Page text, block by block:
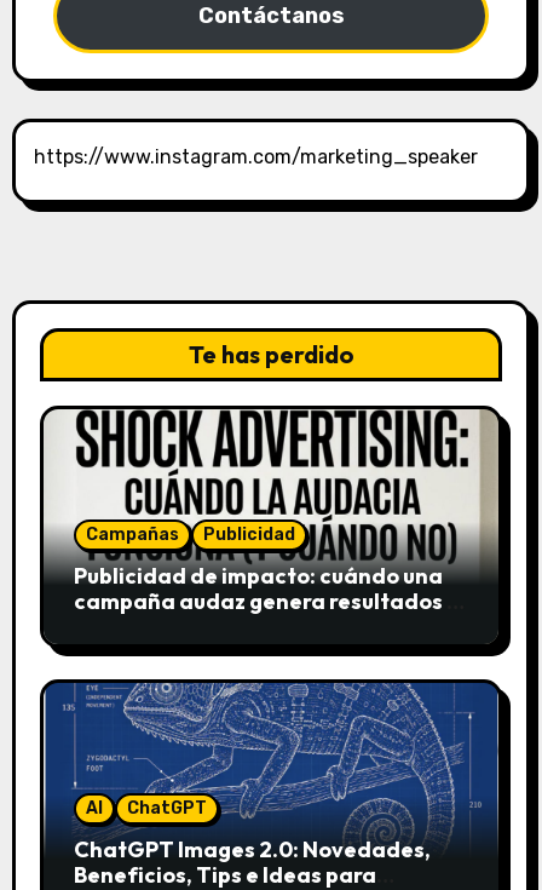
Contáctanos
https://www.instagram.com/marketing_speaker
Te has perdido
Campañas Publicidad
Publicidad de impacto: cuándo una
campaña audaz genera resultados y
AI ChatGPT
ChatGPT Images 2.0: Novedades,
Beneficios, Tips e Ideas para